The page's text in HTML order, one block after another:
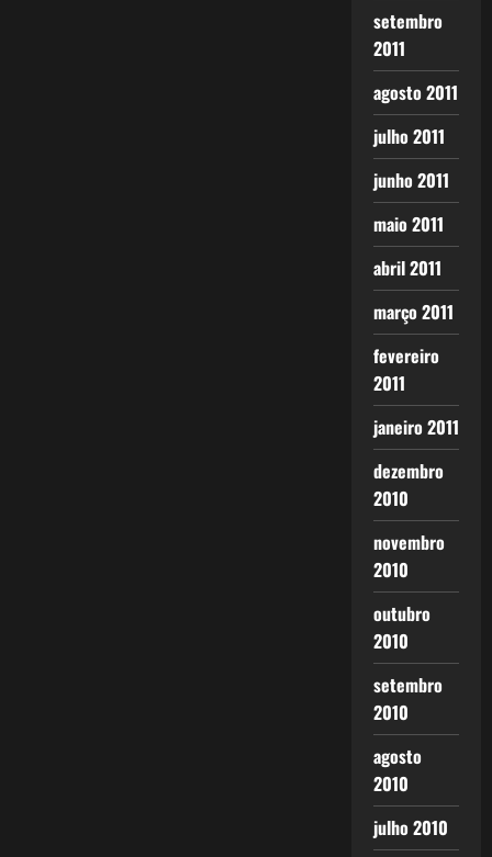
setembro
2011
agosto 2011
julho 2011
junho 2011
maio 2011
abril 2011
março 2011
fevereiro
2011
janeiro 2011
dezembro
2010
novembro
2010
outubro
2010
setembro
2010
agosto
2010
julho 2010